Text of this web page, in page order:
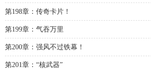
第198章：传奇卡片！
第199章：气吞万里
第200章：强风不过铁幕！
第201章：“核武器”